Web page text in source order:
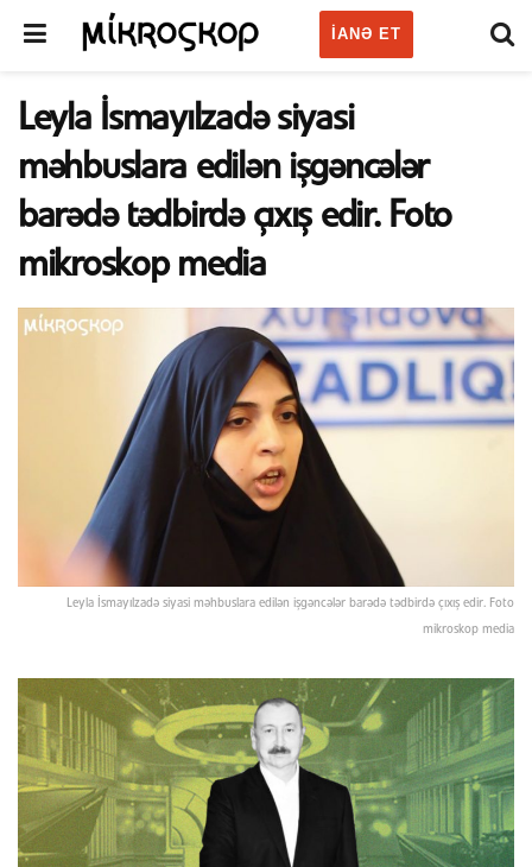
IANƏ ET
Leyla İsmayılzadə siyasi
məhbuslara edilən işgəncələr
barədə tədbirdə çıxış edir. Foto
mikroskop media
Leyla İsmayılzadə siyasi məhbuslara edilən işgəncələr barədə tədbirdə çıxış edir. Foto
mikroskop media